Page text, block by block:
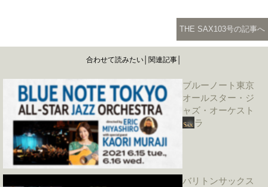
THE SAX103号の記事へ
合わせて読みたい│関連記事│
ブルーノート東京
オールスター・ジ
ャズ・オーケスト
ラ
バリトンサックス